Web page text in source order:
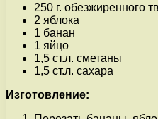
250 г. обезжиренного
2 яблока
1 банан
1 яйцо
1,5 ст.л. сметаны
1,5 ст.л. сахара
Изготовление: